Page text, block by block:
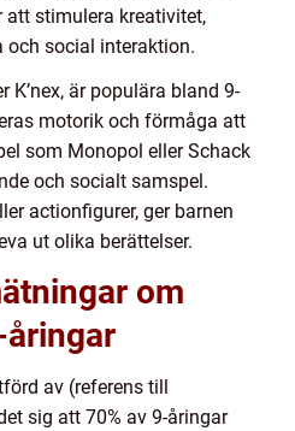
att stimulera kreativitet,
social interaktion.
K’nex, är populära bland 9-
motorik och förmåga att
som Monopol eller Schack
och socialt samspel.
actionfigurer, ger barnen
ut olika berättelser.
om
åringar
av (referens till
sig att 70% av 9-åringar